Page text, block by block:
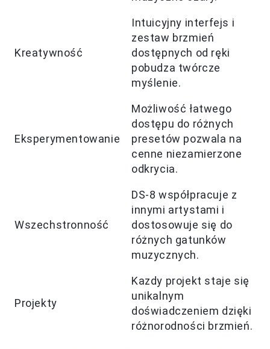
Kreatywność
Intuicyjny interfejs i
zestaw brzmień
dostępnych od ręki
pobudza twórcze
myślenie.
Eksperymentowanie
Możliwość łatwego
dostępu do różnych
presetów pozwala na
cenne niezamierzone
odkrycia.
Wszechstronność
DS-8 współpracuje z
innymi artystami i
dostosowuje się do
różnych gatunków
muzycznych.
Projekty
Kazdy projekt staje się
unikalnym
doświadczeniem dzięki
różnorodności brzmień.